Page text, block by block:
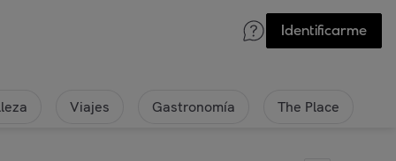
Identificarme
Viajes Gastronomía The Place